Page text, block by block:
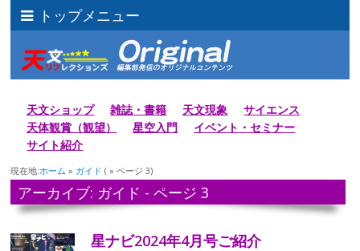
トップメニュー
天文ショップ 雑誌・書籍 天文現象
サイエンス
天体観賞（観望）
星空入門
イベント・セミナー
サイト紹介
現在地:ホーム » ガイド ( » ページ 3)
アーカイブ: ガイド - ページ 3
星ナビ2024年4月号ご紹介